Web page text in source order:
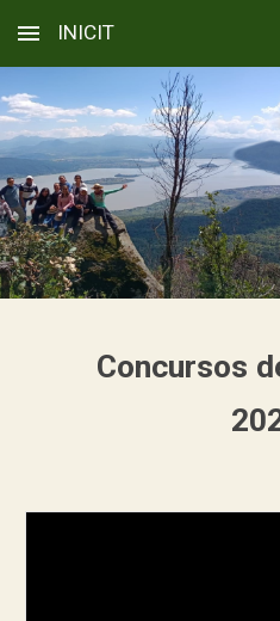
Skip to main content
INICIT
Concursos